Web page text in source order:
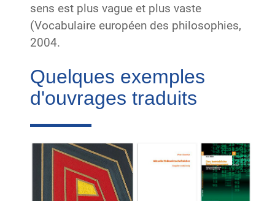
sens est plus vague et plus vaste
(Vocabulaire européen des philosophies,
2004.
Quelques exemples
d'ouvrages traduits